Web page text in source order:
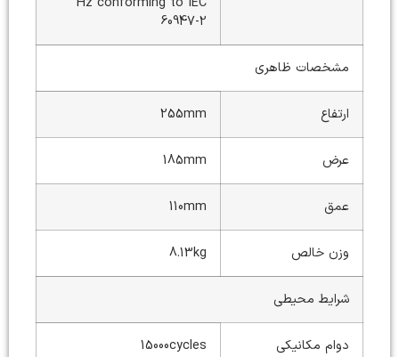
60947-2
مشخصات ظاهری
ارتفاع 255mm
عرض 185mm
عمق 110mm
وزن خالص 8.13kg
شرایط محیطی
دوام مکانیکی 15000cycles